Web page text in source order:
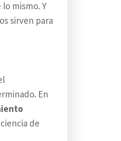
mismo. Y
sirven para
En
de